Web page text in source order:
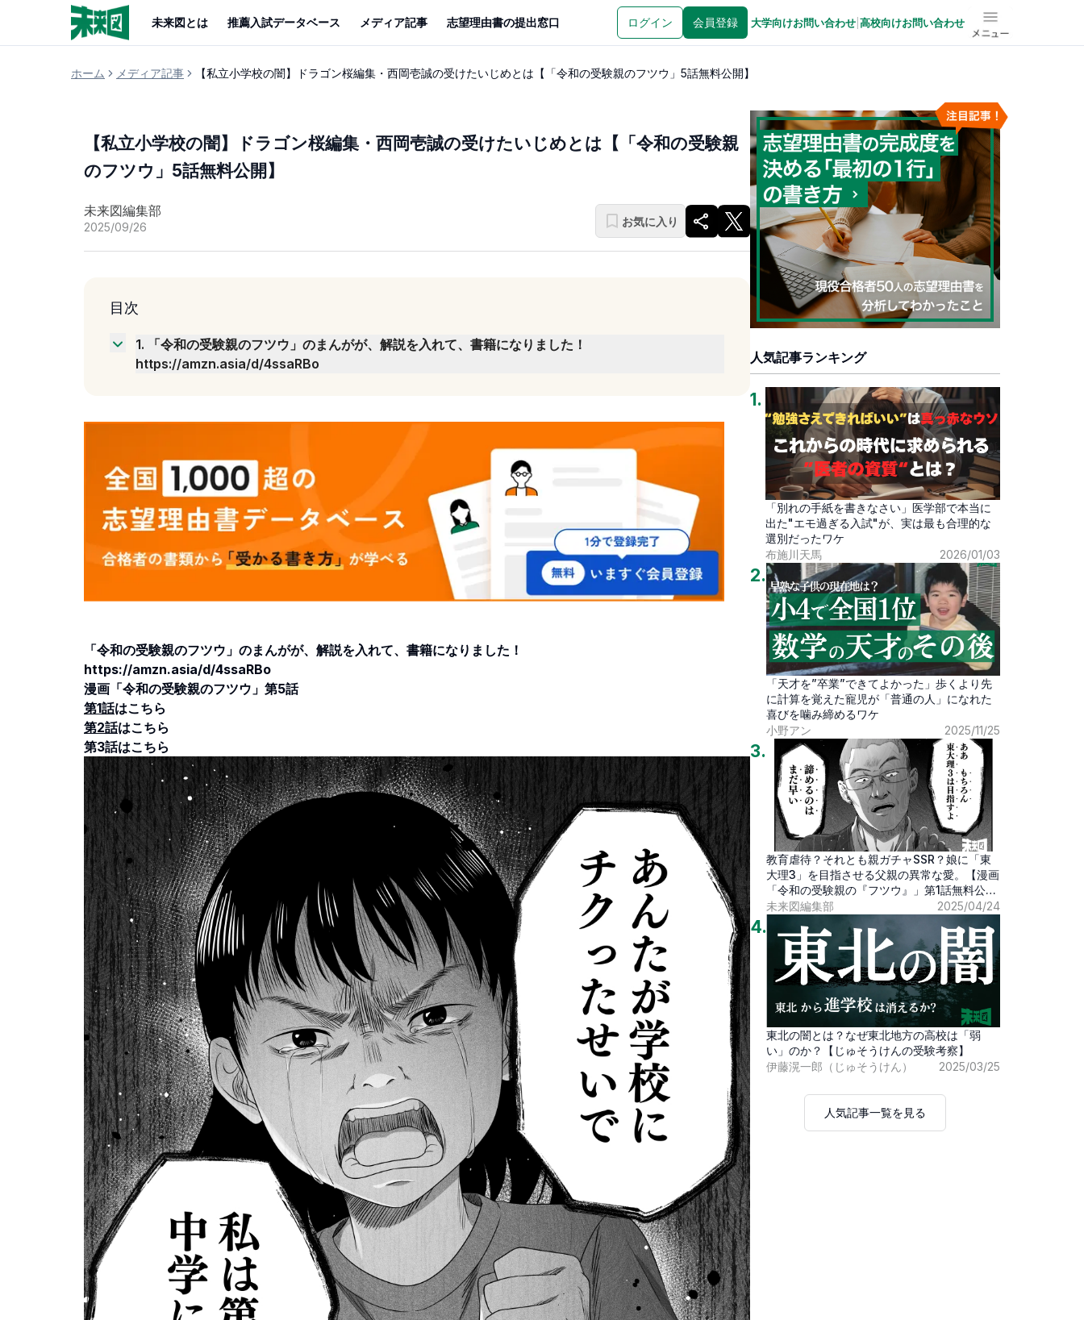
未来図とは 推薦入試データベース メディア記事 志望理由書の提出窓口 ログイン 会員登録 大学向けお問い合わせ 高校向けお問い合わせ メニュー
ホーム メディア記事 【私立小学校の闇】ドラゴン桜編集・西岡壱誠の受けたいじめとは【「令和の受験親のフツウ」5話無料公開】
【私立小学校の闇】ドラゴン桜編集・西岡壱誠の受けたいじめとは【「令和の受験親
のフツウ」5話無料公開】
未来図編集部
2025/09/26 お気に入り
目次
1.
「令和の受験親のフツウ」のまんがが、解説を入れて、書籍になりました！
https://amzn.asia/d/4ssaRBo
「令和の受験親のフツウ」のまんがが、解説を入れて、書籍になりました！
https://amzn.asia/d/4ssaRBo
漫画「令和の受験親のフツウ」第5話
第1話はこちら
第2話はこちら
第3話はこちら
人気記事ランキング
1.
「別れの手紙を書きなさい」医学部で本当に
出た"エモ過ぎる入試"が、実は最も合理的な
選別だったワケ
布施川天馬
2026/01/03
2.
「天才を”卒業”できてよかった」歩くより先
に計算を覚えた寵児が「普通の人」になれた
喜びを噛み締めるワケ
小野アン
2025/11/25
3.
教育虐待？それとも親ガチャSSR？娘に「東
大理3」を目指させる父親の異常な愛。【漫画
「令和の受験親の『フツウ』」第1話無料公
開】
未来図編集部 2025/04/24
4.
東北の闇とは？なぜ東北地方の高校は「弱
い」のか？【じゅそうけんの受験考察】
伊藤滉一郎（じゅそうけん）
2025/03/25
人気記事一覧を見る